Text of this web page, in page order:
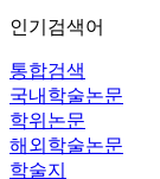
인기검색어
통합검색
국내학술논문
학위논문
해외학술논문
학술지